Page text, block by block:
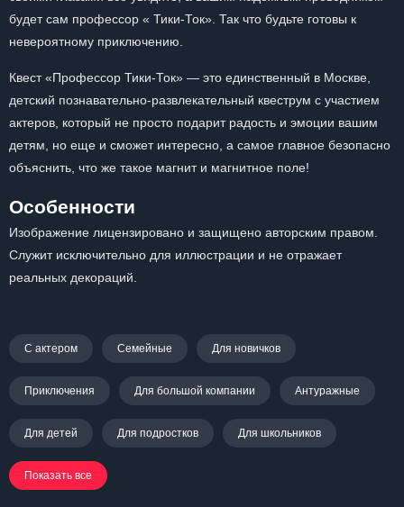
будет сам профессор « Тики-Ток». Так что будьте готовы к
невероятному приключению.
Квест «Профессор Тики-Ток» — это единственный в Москве,
детский познавательно-развлекательный квеструм с участием
актеров, который не просто подарит радость и эмоции вашим
детям, но еще и сможет интересно, а самое главное безопасно
объяснить, что же такое магнит и магнитное поле!
Особенности
Изображение лицензировано и защищено авторским правом.
Служит исключительно для иллюстрации и не отражает
реальных декораций.
С актером Семейные Для новичков
Приключения Для большой компании Антуражные
Для детей Для подростков Для школьников
Показать все